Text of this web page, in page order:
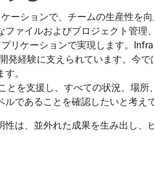
ーションで、チームの生産性を
ァイルおよびプロジェクト管理
リケーションで実現します。
発経験に支えられています。今で
。
とを支援し、すべての状況、場所
であることを確認したいと考え
は、並外れた成果を生み出し、